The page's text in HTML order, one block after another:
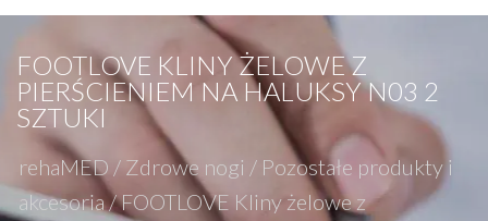
FOOTLOVE KLINY ŻELOWE Z
PIERŚCIENIEM NA HALUKSY N03 2
SZTUKI
rehaMED / Zdrowe nogi / Pozostałe produkty i
akcesoria /FOOTLOVE Kliny żelowe z